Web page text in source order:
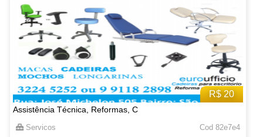
R$ 20
Assistência Técnica, Reformas, C
Servicos Cod 82e7e4